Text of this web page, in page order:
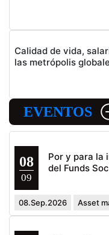
Calidad de vida,
las metrópolis
EVENTOS
08
09
Por y para la
del Funds
08.Sep.2026 Asset